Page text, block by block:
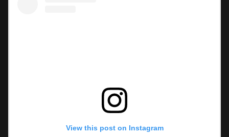
View this post on Instagram